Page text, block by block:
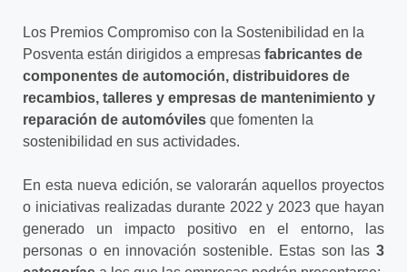
Los Premios Compromiso con la Sostenibilidad en la
Posventa están dirigidos a empresas fabricantes de
componentes de automoción, distribuidores de
recambios, talleres y empresas de mantenimiento y
reparación de automóviles que fomenten la
sostenibilidad en sus actividades.
En esta nueva edición, se valorarán aquellos proyectos
o iniciativas realizadas durante 2022 y 2023 que hayan
generado un impacto positivo en el entorno, las
personas o en innovación sostenible. Estas son las 3